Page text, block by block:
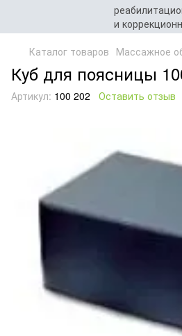
Каталог товаров Массажное
Куб для поясницы
Артикул: 100 202 Оставить отзыв